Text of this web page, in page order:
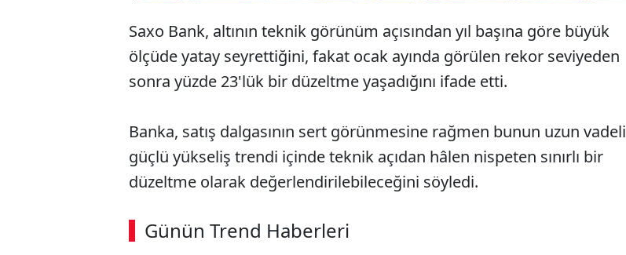
Saxo Bank, altının teknik görünüm açısından yıl başına göre büyük
ölçüde yatay seyrettiğini, fakat ocak ayında görülen rekor seviyeden
sonra yüzde 23'lük bir düzeltme yaşadığını ifade etti.
Banka, satış dalgasının sert görünmesine rağmen bunun uzun vadeli
güçlü yükseliş trendi içinde teknik açıdan hâlen nispeten sınırlı bir
düzeltme olarak değerlendirilebileceğini söyledi.
Günün Trend Haberleri
00:02 / 08:06